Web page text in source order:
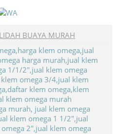
BUAYA MURAH